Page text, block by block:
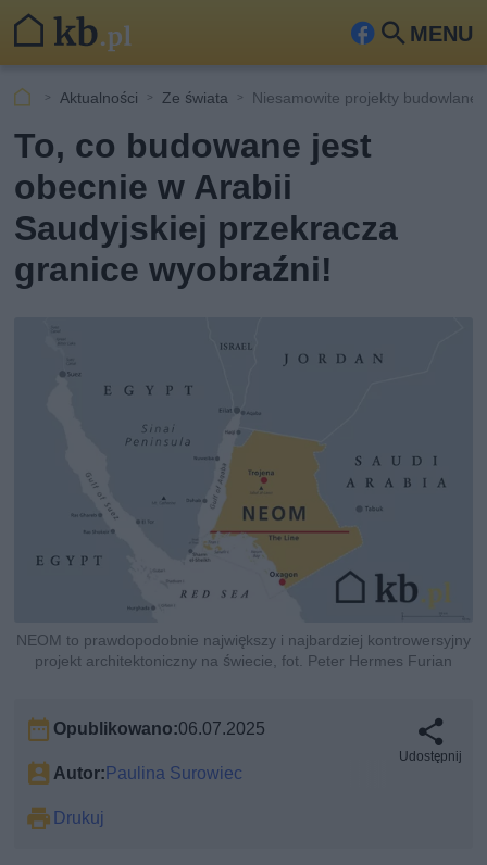
MENU
Fa
ook
Szu
kaj
Aktualności Ze świata Niesamowite projekty budowlane
To, co budowane jest
obecnie w Arabii
Saudyjskiej przekracza
granice wyobraźni!
NEOM to prawdopodobnie największy i najbardziej kontrowersyjny
projekt architektoniczny na świecie, fot. Peter Hermes Furian
Opublikowano:06.07.2025
Autor:Paulina Surowiec
Drukuj
Udostępnij